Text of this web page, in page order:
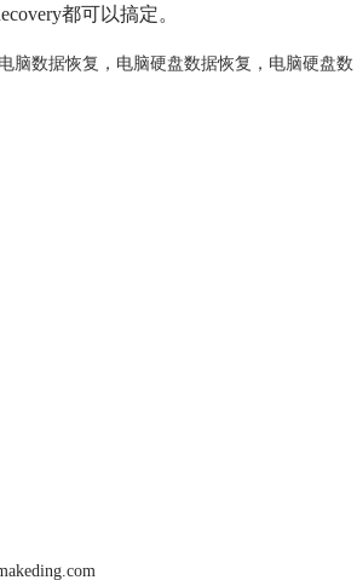
都可以搞定。
电脑数据恢复 ， 电脑硬盘数据恢复 ， 电脑硬盘数